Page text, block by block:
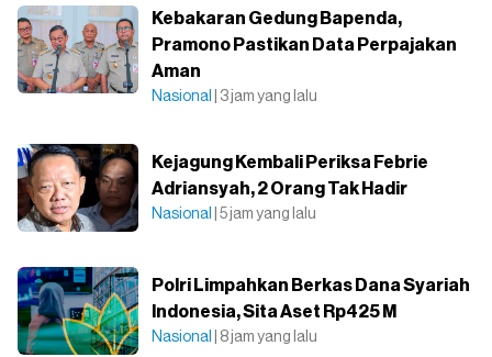
Kebakaran Gedung Bapenda,
Pramono Pastikan Data Perpajakan
Aman
Nasional | 3 jam yang lalu
Kejagung Kembali Periksa Febrie
Adriansyah, 2 Orang Tak Hadir
Nasional | 5 jam yang lalu
Polri Limpahkan Berkas Dana Syariah
Indonesia, Sita Aset Rp425 M
Nasional | 8 jam yang lalu